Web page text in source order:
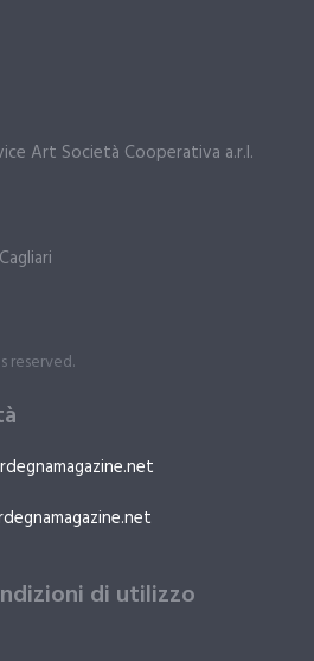
Art Società Cooperativa a.r.l.
reserved.
di utilizzo